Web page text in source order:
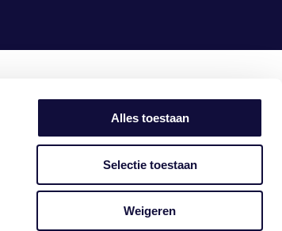
Alles toestaan
Selectie toestaan
Weigeren
maken we hetsimpel